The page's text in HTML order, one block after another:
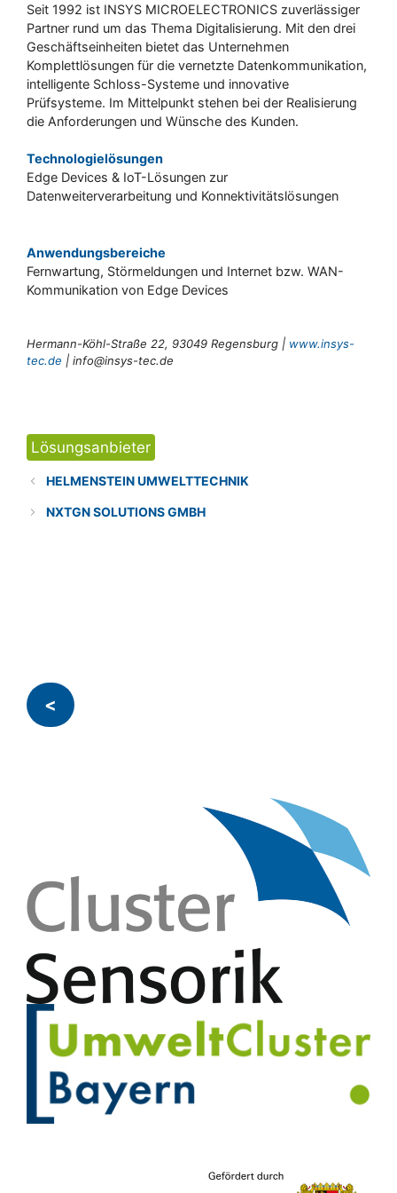
Seit 1992 ist INSYS MICROELECTRONICS zuverlässiger
Partner rund um das Thema Digitalisierung. Mit den drei
Geschäftseinheiten bietet das Unternehmen
Komplettlösungen für die vernetzte Datenkommunikation,
intelligente Schloss-Systeme und innovative
Prüfsysteme. Im Mittelpunkt stehen bei der Realisierung
die Anforderungen und Wünsche des Kunden.
Technologielösungen
Edge Devices & IoT-Lösungen zur
Datenweiterverarbeitung und Konnektivitätslösungen
Anwendungsbereiche
Fernwartung, Störmeldungen und Internet bzw. WAN-
Kommunikation von Edge Devices
Hermann-Köhl-Straße 22, 93049 Regensburg | www.insys-
tec.de | info@insys-tec.de
Kategorien
Lösungsanbieter
HELMENSTEIN UMWELTTECHNIK
NXTGN SOLUTIONS GMBH
<